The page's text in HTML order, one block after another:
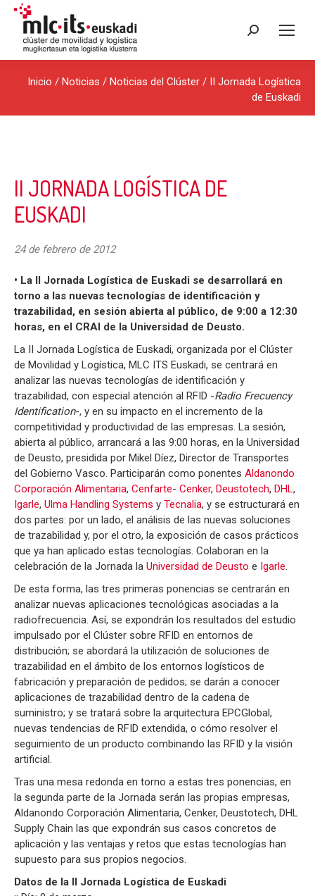
Buscar:
Inicio / Noticias / Noticias del Clúster / II Jornada Logística
de Euskadi
II JORNADA LOGÍSTICA DE
EUSKADI
24 de febrero de 2012
• La II Jornada Logística de Euskadi se desarrollará en
torno a las nuevas tecnologías de identificación y
trazabilidad, en sesión abierta al público, de 9:00 a 12:30
horas, en el CRAI de la Universidad de Deusto.
La II Jornada Logística de Euskadi, organizada por el Clúster
de Movilidad y Logística, MLC ITS Euskadi, se centrará en
analizar las nuevas tecnologías de identificación y
trazabilidad, con especial atención al RFID -Radio Frecuency
Identification-, y en su impacto en el incremento de la
competitividad y productividad de las empresas. La sesión,
abierta al público, arrancará a las 9:00 horas, en la Universidad
de Deusto, presidida por Mikel Díez, Director de Transportes
del Gobierno Vasco. Participarán como ponentes Aldanondo
Corporación Alimentaria, Cenfarte- Cenker, Deustotech, DHL,
Igarle, Ulma Handling Systems y Tecnalia, y se estructurará en
dos partes: por un lado, el análisis de las nuevas soluciones
de trazabilidad y, por el otro, la exposición de casos prácticos
que ya han aplicado estas tecnologías. Colaboran en la
celebración de la Jornada la Universidad de Deusto e Igarle.
De esta forma, las tres primeras ponencias se centrarán en
analizar nuevas aplicaciones tecnológicas asociadas a la
radiofrecuencia. Así, se expondrán los resultados del estudio
impulsado por el Clúster sobre RFID en entornos de
distribución; se abordará la utilización de soluciones de
trazabilidad en el ámbito de los entornos logísticos de
fabricación y preparación de pedidos; se darán a conocer
aplicaciones de trazabilidad dentro de la cadena de
suministro; y se tratará sobre la arquitectura EPCGlobal,
nuevas tendencias de RFID extendida, o cómo resolver el
seguimiento de un producto combinando las RFID y la visión
artificial.
Tras una mesa redonda en torno a estas tres ponencias, en
la segunda parte de la Jornada serán las propias empresas,
Aldanondo Corporación Alimentaria, Cenker, Deustotech, DHL
Supply Chain las que expondrán sus casos concretos de
aplicación y las ventajas y retos que estas tecnologías han
supuesto para sus propios negocios.
Datos de la II Jornada Logística de Euskadi